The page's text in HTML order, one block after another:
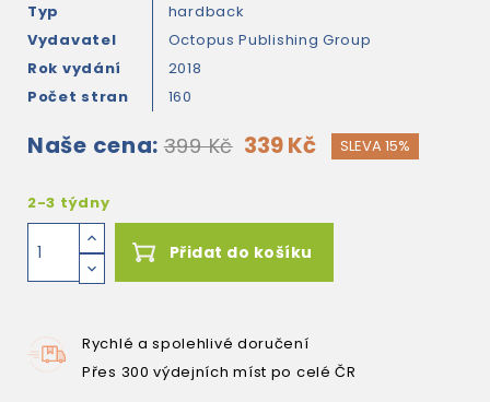
Typ
hardback
Vydavatel
Octopus Publishing Group
Rok vydání
2018
Počet stran
160
Naše cena: 399 Kč 339 Kč SLEVA 15%
2-3 týdny
Přidat do košíku
Rychlé a spolehlivé doručení
Přes 300 výdejních míst po celé ČR